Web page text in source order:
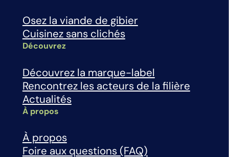
Osez la viande de gibier
Cuisinez sans clichés
Découvrez
Découvrez la marque-label
Rencontrez les acteurs de la filière
Actualités
À propos
À propos
Foire aux questions (FAQ)